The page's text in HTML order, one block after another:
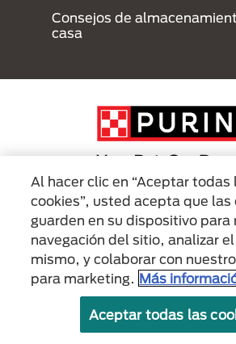
Consejos de
casa
Menu Footer Secundario
All Nestlé Purina trademarks owned by Société
Vevey, Switzerland or are used with
Políticas sobre
cookies
Términos
Al hacer clic en “Aceptar todas
cookies”, usted acepta que las
guarden en su dispositivo para
navegación del sitio, analizar
mismo, y colaborar con
para marketing. Más
Aceptar todas las